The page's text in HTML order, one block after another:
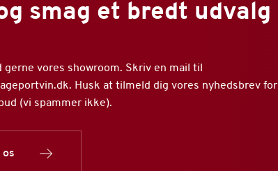
smag et bredt udvalg
gerne vores showroom. Skriv en mail til
Husk at tilmeld dig vores nyhedsbrev for
(vi spammer ikke).
os